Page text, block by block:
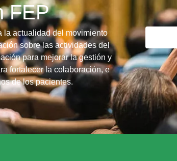
FEP
la actualidad del movimiento
sobre las actividades del
para mejorar la gestión y
fortalecer la colaboración, e
de los pacientes.